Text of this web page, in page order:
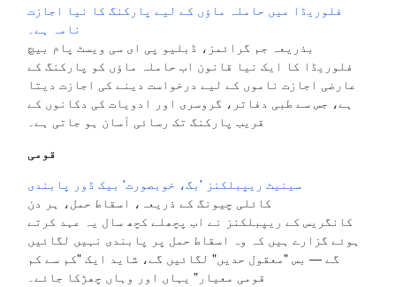
فلوریڈا میں حاملہ ماؤں کے لیے پارکنگ کا نیا اجازت
نامہ ہے۔
بذریعہ جم گرائمز، ڈبلیو پی ای سی ویسٹ پام بیچ
فلوریڈا کا ایک نیا قانون اب حاملہ ماؤں کو پارکنگ کے
عارضی اجازت ناموں کے لیے درخواست دینے کی اجازت دیتا
ہے، جس سے طبی دفاتر، گروسری اور ادویات کی دکانوں کے
قریب پارکنگ تک رسائی آسان ہو جاتی ہے۔
قومی
سینیٹ ریپبلکنز 'بگ، خوبصورت' بیک ڈور پابندی
کائلی چیونگ کے ذریعہ، اسقاط حمل، ہر دن
کانگریس کے ریپبلکنز نے اب پچھلے کچھ سال یہ عہد کرتے
ہوئے گزارے ہیں کہ وہ اسقاط حمل پر پابندی نہیں لگائیں
گے — بس "معقول حدیں" لگائیں گے، شاید ایک "کم سے کم
قومی معیار" یہاں اور وہاں چھڑکا جائے۔